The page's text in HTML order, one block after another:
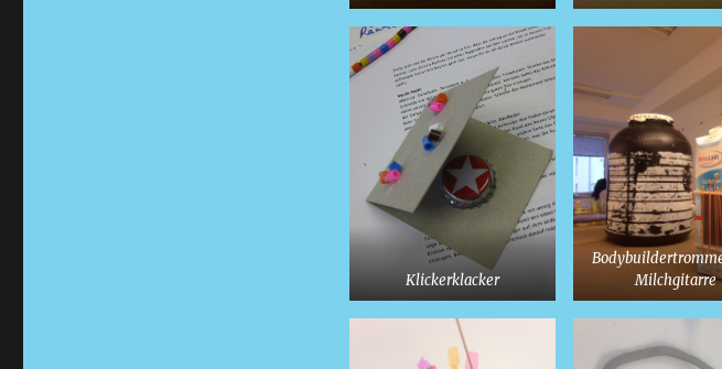
Klickerklacker
Milchgitarre